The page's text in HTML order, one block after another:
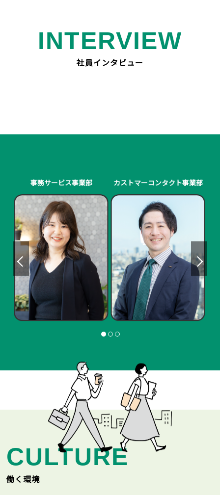
INTERVIEW
社員インタビュー
事務サービス事業部 カストマーコンタクト事業部
CULTURE
働く環境